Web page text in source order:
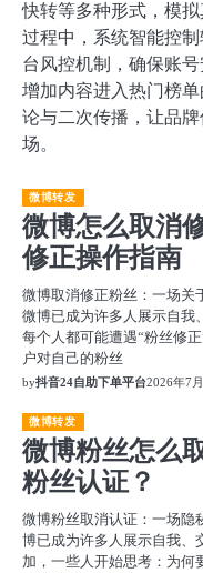
快转等多种形式，模
过程中，系统智能控
台风控机制，确保账
增加内容进入热门榜
论与二次传播，让品
场。
微博转发
微博怎么取消
修正操作指南
微博取消修正粉丝：一场关
微博已成为许多人展示自我
每个人都可能遭遇“粉丝修
户对自己的粉丝
by抖音24自助下单平台2026年7
微博转发
微博粉丝怎么
粉丝认证？
微博粉丝取消认证：一场隐
博已成为许多人展示自我、
加，一些人开始思考：为何